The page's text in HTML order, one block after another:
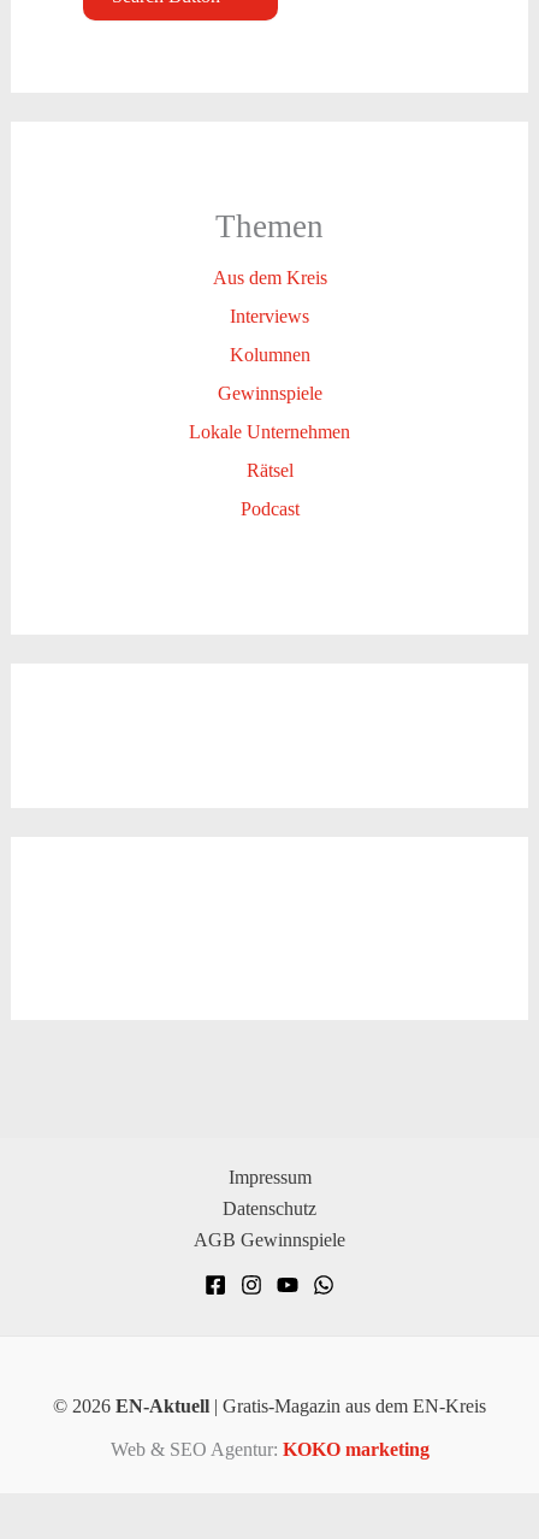
Themen
Aus dem Kreis
Interviews
Kolumnen
Gewinnspiele
Lokale Unternehmen
Rätsel
Podcast
Impressum
Datenschutz
AGB Gewinnspiele
© 2026 EN-Aktuell | Gratis-Magazin aus dem EN-Kreis
Web & SEO Agentur: KOKO marketing